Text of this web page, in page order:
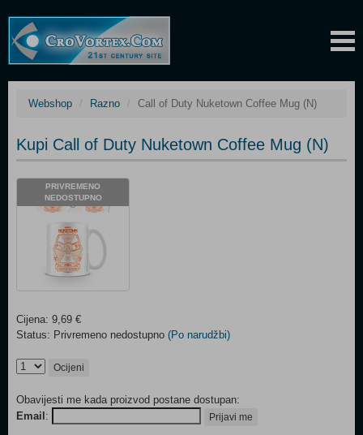
Webshop Razno Call of Duty Nuketown Coffee Mug (N)
Kupi Call of Duty Nuketown Coffee Mug (N)
PRIVREMENO
NEDOSTUPNO
Cijena: 9,69 €
Status: Privremeno nedostupno (Po narudžbi)
Ocijeni
Obavijesti me kada proizvod postane dostupan:
Email : Prijavi me